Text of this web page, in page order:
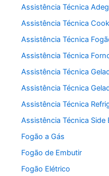
Assistência Técnica
Assistência Técnica
Assistência Técnica
Assistência Técnica
Assistência Técnica
Assistência Técnica
Assistência Técnica
Assistência Técnica Side
Fogão a Gás
Fogão de Embutir
Fogão Elétrico